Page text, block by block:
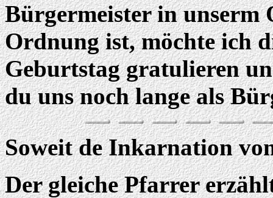
Bürgermeister in unserm
Ordnung ist, möchte ich
Geburtstag gratulieren
du uns noch lange als
Soweit de Inkarnation
Der gleiche Pfarrer